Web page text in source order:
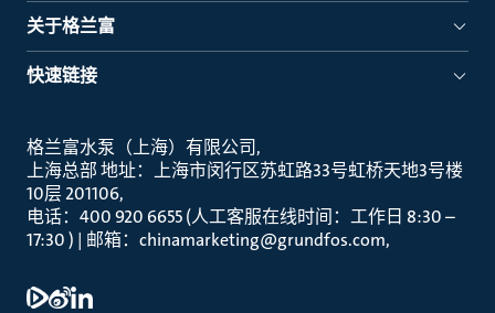
关于格兰富
快速链接
格兰富水泵（上海）有限公司
上海总部 地址：上海市闵行区苏虹路33号虹桥天地3号楼
10层 201106
电话：400 920 6655 (人工客服在线时间：工作日 8:30 –
17:30 ) | 邮箱：chinamarketing@grundfos.com